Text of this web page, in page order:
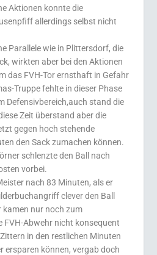
Aktionen konnte die
allerdings selbst nicht
Parallele wie in Plittersdorf, die
wirkten aber bei den Aktionen
das FVH-Tor ernsthaft in Gefahr
Truppe fehlte in dieser Phase
Defensivbereich,auch stand die
Zeit überstand aber die
gegen hoch stehende
den Sack zumachen können.
schlenzte den Ball nach
vorbei.
nach 83 Minuten, als er
clever den Ball
kamen nur noch zum
FVH-Abwehr nicht konsequent
in den restlichen Minuten
ersparen können, vergab doch